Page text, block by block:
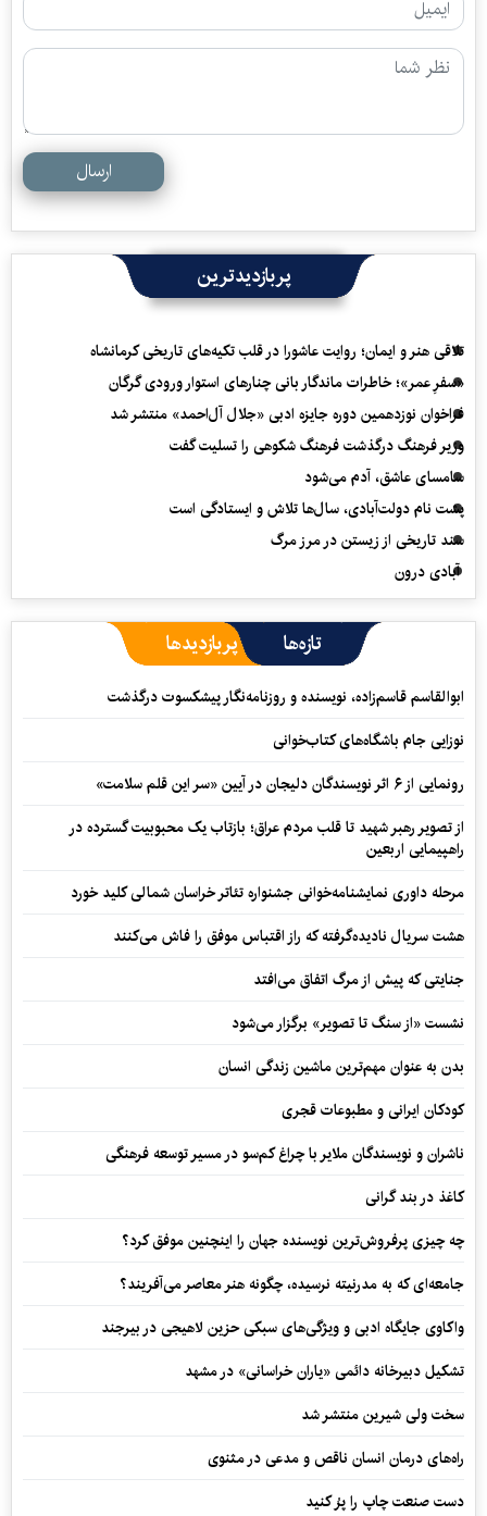
ارسال
پربازدیدترین
تلاقی هنر و ایمان؛ روایت عاشورا در قلب تکیه‌های تاریخی کرمانشاه
«سفرِ عمر»؛ خاطرات ماندگار بانی چنارهای استوار ورودی گرگان
فراخوان نوزدهمین دوره جایزه ادبی «جلال آل‌احمد» منتشر شد
وزیر فرهنگ درگذشت فرهنگ شکوهی را تسلیت گفت
سامسای عاشق، آدم می‌شود
پشت نام دولت‌آبادی، سال‌ها تلاش و ایستادگی است
سند تاریخی از زیستن در مرز مرگ
آبادی درون
تازه‌ها پربازدیدها
ابوالقاسم قاسم‌زاده، نویسنده و روزنامه‌نگار پیشکسوت درگذشت
نوزایی جام باشگاه‌های کتاب‌خوانی
رونمایی از ۶ اثر نویسندگان دلیجان در آیین «سر این قلم سلامت»
از تصویر رهبر شهید تا قلب مردم عراق؛ بازتاب یک محبوبیت گسترده در
راهپیمایی اربعین
مرحله داوری نمایشنامه‌خوانی جشنواره تئاتر خراسان شمالی کلید خورد
هشت سریال نادیده‌گرفته که راز اقتباس موفق را فاش می‌کنند
جنایتی که پیش از مرگ اتفاق می‌افتد
نشست «از سنگ تا تصویر» برگزار می‌شود
بدن به عنوان مهم‌ترین ماشین زندگی انسان
کودکان ایرانی و مطبوعات قجری
ناشران و نویسندگان ملایر با چراغ کم‌سو در مسیر توسعه فرهنگی
کاغذ در بند گرانی
چه چیزی پرفروش‌ترین نویسنده جهان را اینچنین موفق کرد؟
جامعه‌ای که به مدرنیته نرسیده، چگونه هنر معاصر می‌آفریند؟
واکاوی جایگاه ادبی و ویژگی‌های سبکی حزین لاهیجی در بیرجند
تشکیل دبیرخانه دائمی «یاران خراسانی» در مشهد
سخت ولی شیرین منتشر شد
راه‌های درمان انسان ناقص و مدعی در مثنوی
دست صنعت چاپ را پرُ کنید